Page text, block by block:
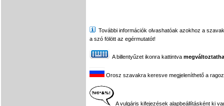
További információk olvashatóak azokhoz a
a szó fölött az egérmutatót!
A billentyűzet ikonra kattintva
Orosz szavakra keresve megjeleníthető a
A vulgáris kifejezések alapbeállításként ki